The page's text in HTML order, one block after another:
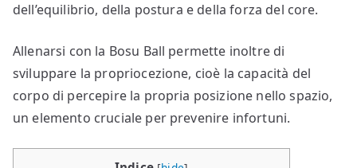
dell’equilibrio, della postura e della forza del core.
Allenarsi con la Bosu Ball permette inoltre di
sviluppare la propriocezione, cioè la capacità del
corpo di percepire la propria posizione nello spazio,
un elemento cruciale per prevenire infortuni.